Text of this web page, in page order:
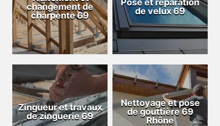
changement de
charpente 69
Pose et réparation
de velux 69
Zingueur et travaux
de zinguerie 69
Nettoyage et pose
de gouttière 69
Rhône